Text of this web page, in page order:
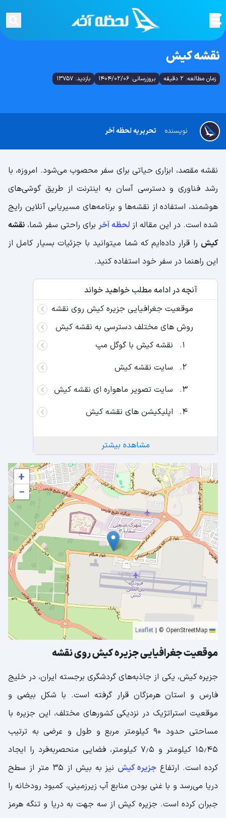
نقشه کیش
زمان مطالعه: 2 دقیقه بروزرسانی: 1404/02/06 بازدید: 13757
تحریریه لحظه آخر نویسنده
نقشه مقصد، ابزاری حیاتی برای سفر محصوب می‌شود. امروزه، با
رشد فناوری و دسترسی آسان به اینترنت از طریق گوشی‌های
هوشمند، استفاده از نقشه‌ها و برنامه‌های مسیریابی آنلاین رایج
شده است. در این مقاله ازلحظه آخربرای راحتی سفر شما، نقشه
کیش را قرار داده‌ایم که شما میتوانید با جزئیات بسیار کامل از
این راهنما در سفر خود استفاده کنید.
آنچه در ادامه مطلب خواهید خواند
موقعیت جغرافیایی جزیره کیش روی نقشه
روش های مختلف دسترسی به نقشه کیش
نقشه کیش با گوگل مپ
سایت نقشه کیش
سایت تصویر ماهواره ای نقشه کیش
اپلیکیشن های نقشه کیش
مشاهده بیشتر
+
−
| © OpenStreetMap
موقعیت جغرافیایی جزیره کیش روی نقشه
جزیره کیش، یکی از جاذبه‌های گردشگری برجسته ایران، در خلیج
فارس و استان هرمزگان قرار گرفته است. با شکل بیضی و
موقعیت استراتژیک در نزدیکی کشورهای مختلف، این جزیره با
مساحتی حدود ۹۰ کیلومتر مربع و طول و عرضی به ترتیب
۱۵٫۴۵ کیلومتر و ۷٫۵ کیلومتر، فضایی منحصربه‌فرد را ایجاد
کرده است. ارتفاع جزیره کیش
نیز به بیش از ۳۵ متر از سطح
دریا می‌رسد و با غنی بودن منابع آب زیرزمینی، کمبود رودخانه را
جبران کرده است. جزیره کیش از سه جهت به دریا و تنگه هرمز